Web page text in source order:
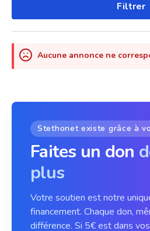
Filtrer
Aucune annonce ne
Stethonet existe grâce à
Faites un don
plus
Votre soutien est notre
financement. Chaque don,
différence. Si 5€ est dans